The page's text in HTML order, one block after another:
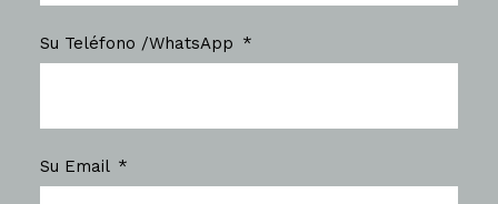
Su Teléfono /WhatsApp
Su Email